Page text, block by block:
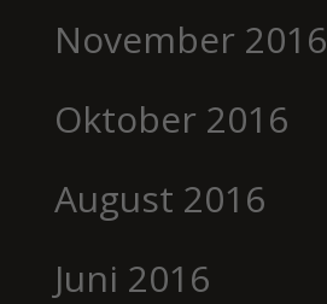
November 2016
Oktober 2016
August 2016
Juni 2016